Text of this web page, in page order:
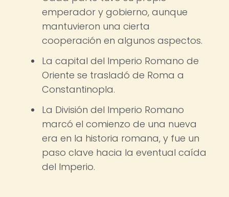
emperador y gobierno, aunque
mantuvieron una cierta
cooperación en algunos aspectos.
La capital del Imperio Romano de
Oriente se trasladó de Roma a
Constantinopla.
La División del Imperio Romano
marcó el comienzo de una nueva
era en la historia romana, y fue un
paso clave hacia la eventual caída
del Imperio.